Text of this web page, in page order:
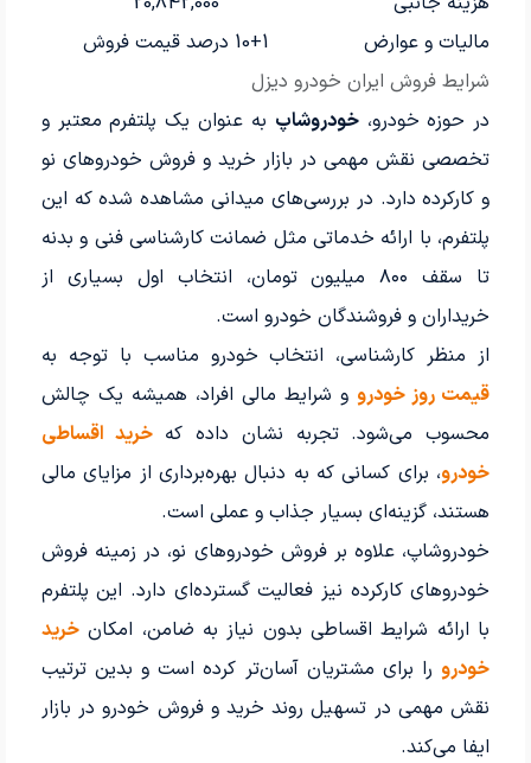
شرایط فروش ایران خودرو دیزل
مالیات و عوارض
10+1 درصد قیمت فروش
در حوزه خودرو،خودروشاپ به عنوان یک پلتفرم معتبر و
تخصصی نقش مهمی در بازار خرید و فروش خودروهای نو
و کارکرده دارد. در بررسی‌های میدانی مشاهده شده که این
پلتفرم، با ارائه خدماتی مثل ضمانت کارشناسی فنی و بدنه
تا سقف ۸۰۰ میلیون تومان، انتخاب اول بسیاری از
خریداران و فروشندگان خودرو است.
از منظر کارشناسی، انتخاب خودرو مناسب با توجه به
قیمت روز خودروو شرایط مالی افراد، همیشه یک چالش
محسوب می‌شود. تجربه نشان داده کهخرید اقساطی
خودرو، برای کسانی که به دنبال بهره‌برداری از مزایای مالی
هستند، گزینه‌ای بسیار جذاب و عملی است.
خودروشاپ، علاوه بر فروش خودروهای نو، در زمینه فروش
خودروهای کارکرده نیز فعالیت گسترده‌ای دارد. این پلتفرم
با ارائه شرایط اقساطی بدون نیاز به ضامن، امکانخرید
خودرورا برای مشتریان آسان‌تر کرده است و بدین ترتیب
نقش مهمی در تسهیل روند خرید و فروش خودرو در بازار
ایفا می‌کند.